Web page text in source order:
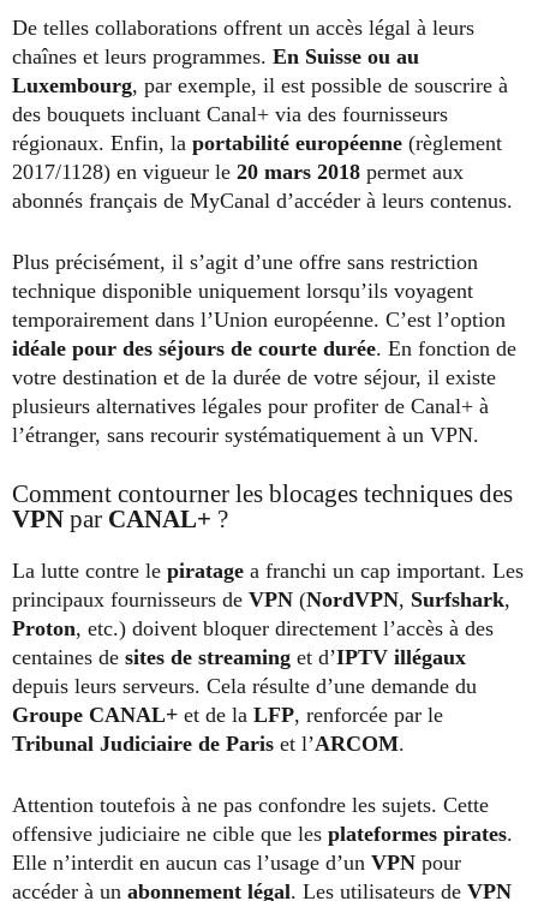
De telles collaborations offrent un accès légal à leurs
chaînes et leurs programmes. En Suisse ou au
Luxembourg, par exemple, il est possible de souscrire à
des bouquets incluant Canal+ via des fournisseurs
régionaux. Enfin, la portabilité européenne (règlement
2017/1128) en vigueur le 20 mars 2018 permet aux
abonnés français de MyCanal d’accéder à leurs contenus.
Plus précisément, il s’agit d’une offre sans restriction
technique disponible uniquement lorsqu’ils voyagent
temporairement dans l’Union européenne. C’est l’option
idéale pour des séjours de courte durée. En fonction de
votre destination et de la durée de votre séjour, il existe
plusieurs alternatives légales pour profiter de Canal+ à
l’étranger, sans recourir systématiquement à un VPN.
Comment contourner les blocages techniques des
VPN par CANAL+ ?
La lutte contre le piratage a franchi un cap important. Les
principaux fournisseurs de VPN (NordVPN, Surfshark,
Proton, etc.) doivent bloquer directement l’accès à des
centaines de sites de streaming et d’IPTV illégaux
depuis leurs serveurs. Cela résulte d’une demande du
Groupe CANAL+ et de la LFP, renforcée par le
Tribunal Judiciaire de Paris et l’ARCOM.
Attention toutefois à ne pas confondre les sujets. Cette
offensive judiciaire ne cible que les plateformes pirates.
Elle n’interdit en aucun cas l’usage d’un VPN pour
accéder à un abonnement légal. Les utilisateurs de VPN